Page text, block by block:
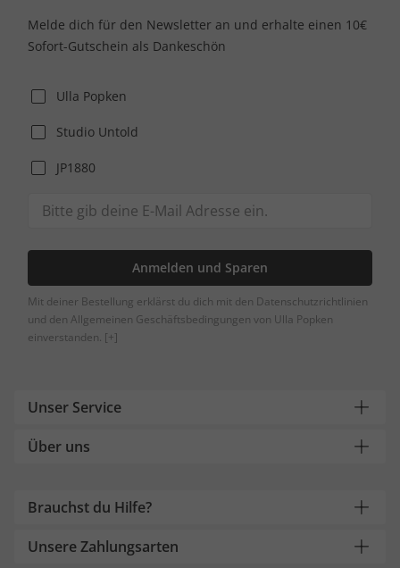
Melde dich für den Newsletter an und erhalte einen 10€
Sofort-Gutschein als Dankeschön
Ulla Popken
Studio Untold
JP1880
Anmelden und Sparen
Mit deiner Bestellung erklärst du dich mit den Datenschutzrichtlinien
und den Allgemeinen Geschäftsbedingungen von Ulla Popken
einverstanden. [+]
Unser Service
Über uns
Brauchst du Hilfe?
Unsere Zahlungsarten